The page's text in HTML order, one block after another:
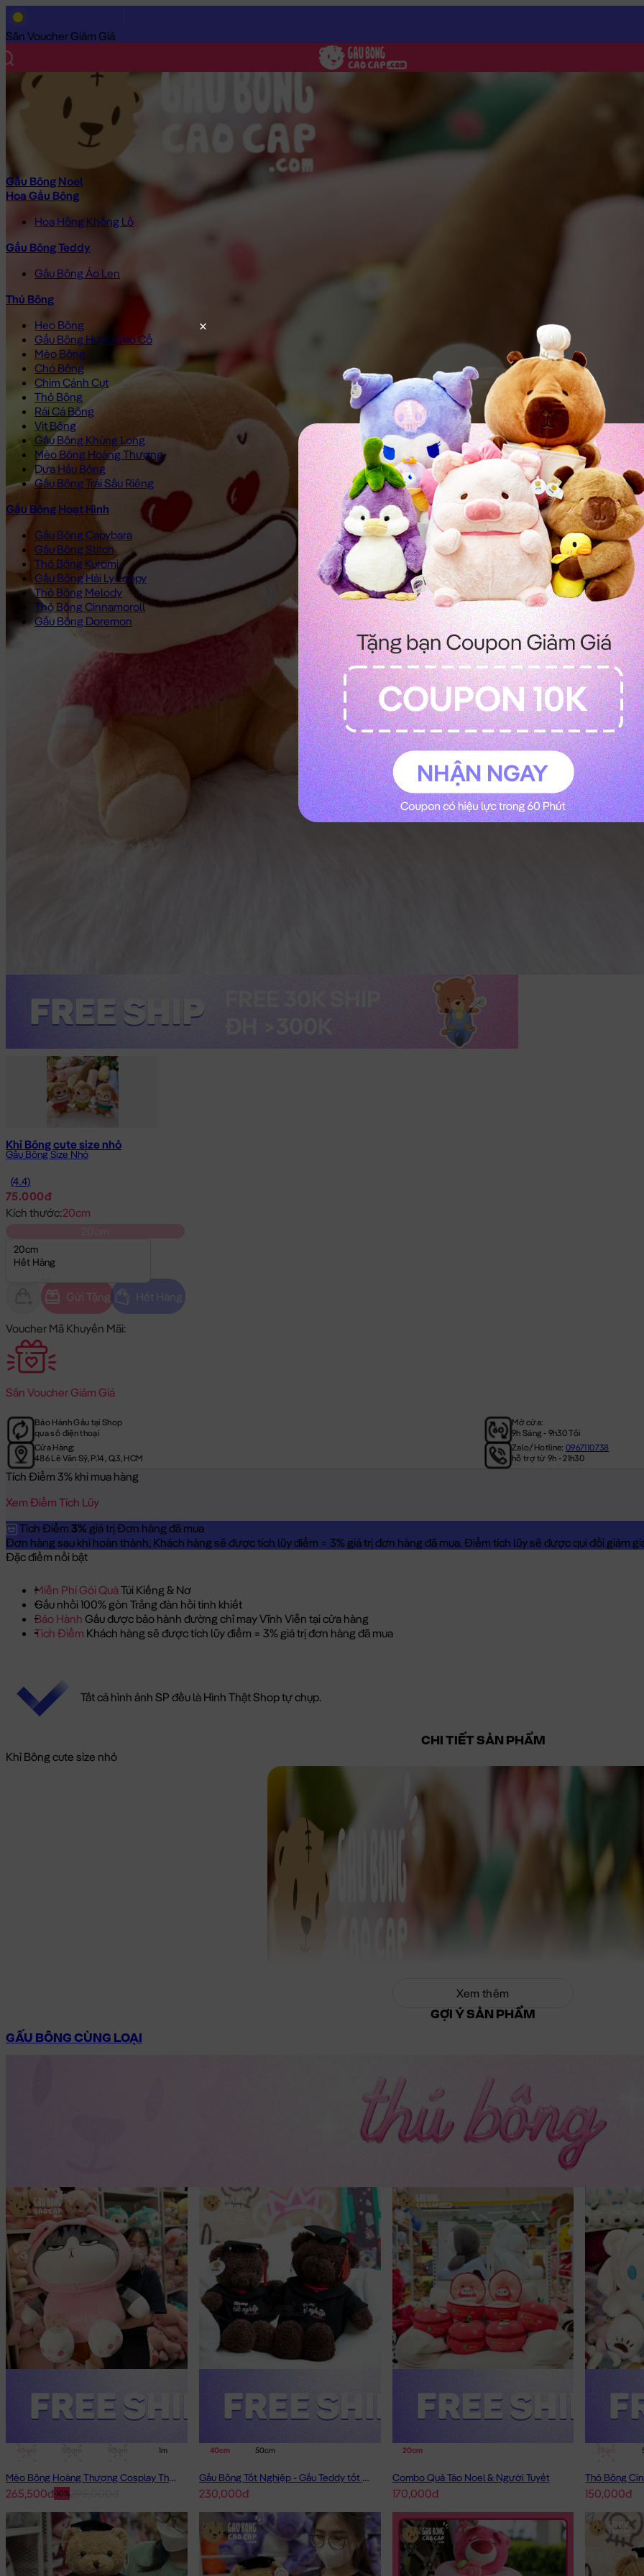
Săn Voucher Giảm Giá
Gấu Bông Noel
Hoa Gấu Bông
Hoa Hồng Khổng Lồ
Gấu Bông Teddy
Gấu Bông Áo Len
Thú Bông
Heo Bông
Gấu Bông Hươu Cao Cổ
Mèo Bông
Chó Bông
Chim Cánh Cụt
Thỏ Bông
Rái Cá Bông
Vịt Bông
Gấu Bông Khủng Long
Mèo Bông Hoàng Thượng
Dưa Hấu Bông
Gấu Bông Trái Sầu Riêng
Gấu Bông Hoạt Hình
Gấu Bông Capybara
Gấu Bông Stitch
Thỏ Bông Kuromi
Gấu Bông Hải Ly Loopy
Thỏ Bông Melody
Thỏ Bông Cinnamoroll
Gấu Bông Doremon
Trang Chủ
Khỉ Bông cute size nhỏ
Gấu Bông Size Nhỏ
(4.4)
75.000đ
Kích thước:20cm
20cm
Hết Hàng
Gửi Tặng Hết Hàng
Voucher Mã Khuyến Mãi:
Săn Voucher Giảm Giá
Bảo Hành Gấu tại Shop
qua số điện thoại
Mở cửa:
9h Sáng - 9h30 Tối
Cửa Hàng:
486 Lê Văn Sỹ, P.14, Q.3, HCM
Zalo/Hotline:0967110738
hỗ trợ từ 9h - 21h30
Tích Điểm 3% khi mua hàng
Xem Điểm Tích Lũy
Tích Điểm 3% giá trị Đơn hàng đã mua
Đơn hàng sau khi hoàn thành, Khách hàng sẽ được tích lũy điểm = 3% giá trị đơn hàng đã mua. Điểm tích lũy sẽ được qui đổi giảm
Đặc điểm nổi bật
Miễn Phí Gói QuàTúi Kiếng & Nơ
Gấu nhồi 100% gòn Trắng đàn hồi tinh khiết
Bảo Hành Gấu được bảo hành đường chỉ may Vĩnh Viễn tại cửa hàng
Tích Điểm Khách hàng sẽ được tích lũy điểm = 3% giá trị đơn hàng đã mua
Tất cả hình ảnh SP đều là Hình Thật Shop tự chụp.
CHI TIẾT SẢN PHẨM
Khỉ Bông cute size nhỏ
Xem thêm
GỢI Ý SẢN PHẨM
GẤU BÔNG CÙNG LOẠI
1m
Mèo Bông Hoàng Thượng Cosplay Thỏ Hồng
-10%
265,500đ
40cm 50cm
Gấu Bông Tốt Nghiệp - Gấu Teddy tốt nghiệp lông xù màu Nâu
230,000đ
20cm
Combo Quả Táo Noel & Người Tuyết
170,000đ 150,000đ